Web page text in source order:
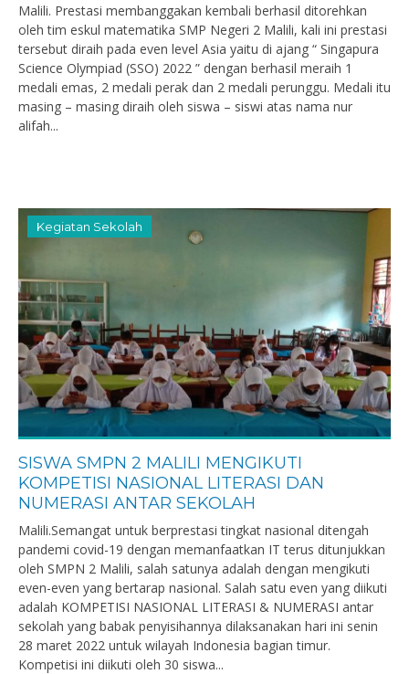
Malili. Prestasi membanggakan kembali berhasil ditorehkan
oleh tim eskul matematika SMP Negeri 2 Malili, kali ini prestasi
tersebut diraih pada even level Asia yaitu di ajang “ Singapura
Science Olympiad (SSO) 2022 ” dengan berhasil meraih 1
medali emas, 2 medali perak dan 2 medali perunggu. Medali itu
masing – masing diraih oleh siswa – siswi atas nama nur
alifah...
Kegiatan Sekolah
SISWA SMPN 2 MALILI MENGIKUTI
KOMPETISI NASIONAL LITERASI DAN
NUMERASI ANTAR SEKOLAH
Malili.Semangat untuk berprestasi tingkat nasional ditengah
pandemi covid-19 dengan memanfaatkan IT terus ditunjukkan
oleh SMPN 2 Malili, salah satunya adalah dengan mengikuti
even-even yang bertarap nasional. Salah satu even yang diikuti
adalah KOMPETISI NASIONAL LITERASI & NUMERASI antar
sekolah yang babak penyisihannya dilaksanakan hari ini senin
28 maret 2022 untuk wilayah Indonesia bagian timur.
Kompetisi ini diikuti oleh 30 siswa...